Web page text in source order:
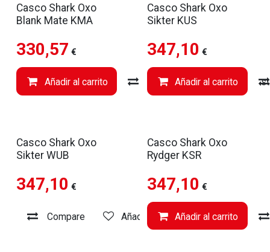
Casco Shark Oxo
Blank Mate KMA
330,57 €
Añadir al carrito Compare Añadir a
Casco Shark Oxo
Sikter KUS
347,10 €
Añadir al carrito
Casco Shark Oxo
Sikter WUB
347,10 €
Compare Añadir a lista de deseos
Casco Shark Oxo
Rydger KSR
347,10 €
Añadir al carrito